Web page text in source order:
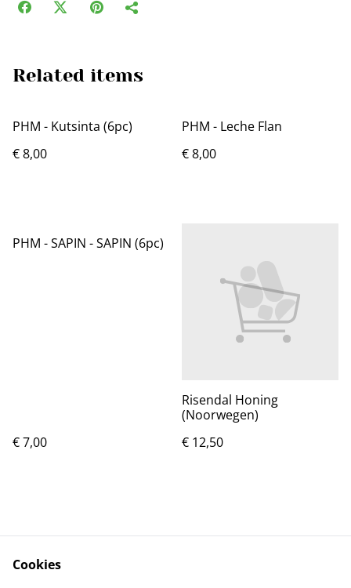
Related items
PHM - Kutsinta (6pc)
€ 8,00
PHM - Leche Flan
€ 8,00
PHM - SAPIN - SAPIN (6pc)
€ 7,00
Risendal Honing
(Noorwegen)
€ 12,50
Cookies